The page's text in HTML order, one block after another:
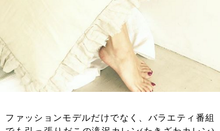
ファッションモデルだけでなく、バラエティ番組